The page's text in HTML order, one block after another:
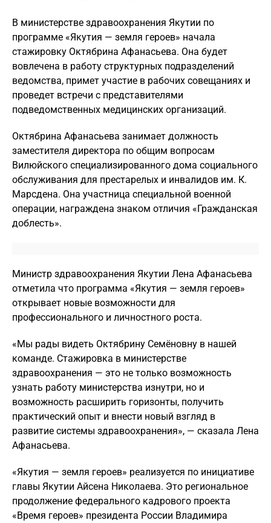
В министерстве здравоохранения Якутии по
программе «Якутия — земля героев» начала
стажировку Октябрина Афанасьева. Она будет
вовлечена в работу структурных подразделений
ведомства, примет участие в рабочих совещаниях и
проведет встречи с представителями
подведомственных медицинских организаций.
Октябрина Афанасьева занимает должность
заместителя директора по общим вопросам
Вилюйского специализированного дома социального
обслуживания для престарелых и инвалидов им. К.
Марсдена. Она участница специальной военной
операции, награждена знаком отличия «Гражданская
доблесть».
Министр здравоохранения Якутии Лена Афанасьева
отметила что программа «Якутия — земля героев»
открывает новые возможности для
профессионального и личностного роста.
«Мы рады видеть Октябрину Семёновну в нашей
команде. Стажировка в министерстве
здравоохранения — это не только возможность
узнать работу министерства изнутри, но и
возможность расширить горизонты, получить
практический опыт и внести новый взгляд в
развитие системы здравоохранения», — сказала Лена
Афанасьева.
«Якутия — земля героев» реализуется по инициативе
главы Якутии Айсена Николаева. Это региональное
продолжение федерального кадрового проекта
«Время героев» президента России Владимира